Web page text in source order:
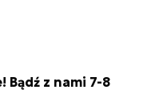
Bądź z nami 7-8